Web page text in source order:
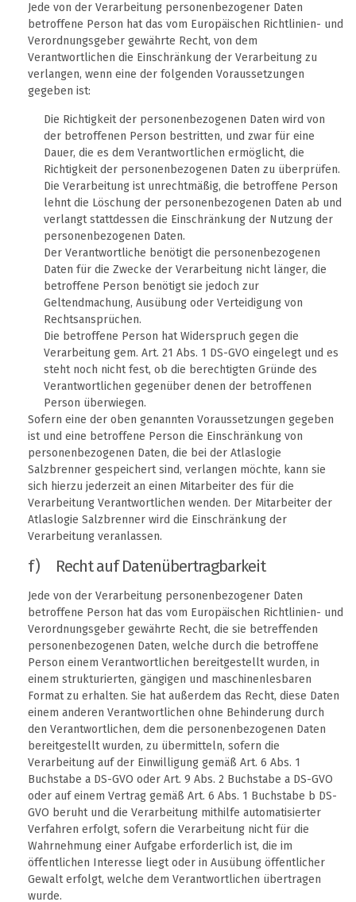
Jede von der Verarbeitung personenbezogener Daten
betroffene Person hat das vom Europäischen Richtlinien- und
Verordnungsgeber gewährte Recht, von dem
Verantwortlichen die Einschränkung der Verarbeitung zu
verlangen, wenn eine der folgenden Voraussetzungen
gegeben ist:
Die Richtigkeit der personenbezogenen Daten wird von
der betroffenen Person bestritten, und zwar für eine
Dauer, die es dem Verantwortlichen ermöglicht, die
Richtigkeit der personenbezogenen Daten zu überprüfen.
Die Verarbeitung ist unrechtmäßig, die betroffene Person
lehnt die Löschung der personenbezogenen Daten ab und
verlangt stattdessen die Einschränkung der Nutzung der
personenbezogenen Daten.
Der Verantwortliche benötigt die personenbezogenen
Daten für die Zwecke der Verarbeitung nicht länger, die
betroffene Person benötigt sie jedoch zur
Geltendmachung, Ausübung oder Verteidigung von
Rechtsansprüchen.
Die betroffene Person hat Widerspruch gegen die
Verarbeitung gem. Art. 21 Abs. 1 DS-GVO eingelegt und es
steht noch nicht fest, ob die berechtigten Gründe des
Verantwortlichen gegenüber denen der betroffenen
Person überwiegen.
Sofern eine der oben genannten Voraussetzungen gegeben
ist und eine betroffene Person die Einschränkung von
personenbezogenen Daten, die bei der Atlaslogie
Salzbrenner gespeichert sind, verlangen möchte, kann sie
sich hierzu jederzeit an einen Mitarbeiter des für die
Verarbeitung Verantwortlichen wenden. Der Mitarbeiter der
Atlaslogie Salzbrenner wird die Einschränkung der
Verarbeitung veranlassen.
f) Recht auf Datenübertragbarkeit
Jede von der Verarbeitung personenbezogener Daten
betroffene Person hat das vom Europäischen Richtlinien- und
Verordnungsgeber gewährte Recht, die sie betreffenden
personenbezogenen Daten, welche durch die betroffene
Person einem Verantwortlichen bereitgestellt wurden, in
einem strukturierten, gängigen und maschinenlesbaren
Format zu erhalten. Sie hat außerdem das Recht, diese Daten
einem anderen Verantwortlichen ohne Behinderung durch
den Verantwortlichen, dem die personenbezogenen Daten
bereitgestellt wurden, zu übermitteln, sofern die
Verarbeitung auf der Einwilligung gemäß Art. 6 Abs. 1
Buchstabe a DS-GVO oder Art. 9 Abs. 2 Buchstabe a DS-GVO
oder auf einem Vertrag gemäß Art. 6 Abs. 1 Buchstabe b DS-
GVO beruht und die Verarbeitung mithilfe automatisierter
Verfahren erfolgt, sofern die Verarbeitung nicht für die
Wahrnehmung einer Aufgabe erforderlich ist, die im
öffentlichen Interesse liegt oder in Ausübung öffentlicher
Gewalt erfolgt, welche dem Verantwortlichen übertragen
wurde.